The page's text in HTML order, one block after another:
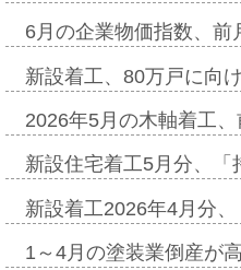
6月の企業物価指数、
新設着工、80万戸に向
2026年5月の木軸着工
新設住宅着工5月分、
新設着工2026年4月分
1～4月の塗装業倒産が